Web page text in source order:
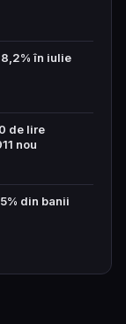
în iulie
de lire
nou
din banii